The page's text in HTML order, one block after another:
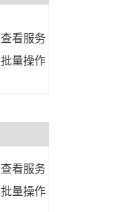
查看服务
批量操作
查看服务
批量操作